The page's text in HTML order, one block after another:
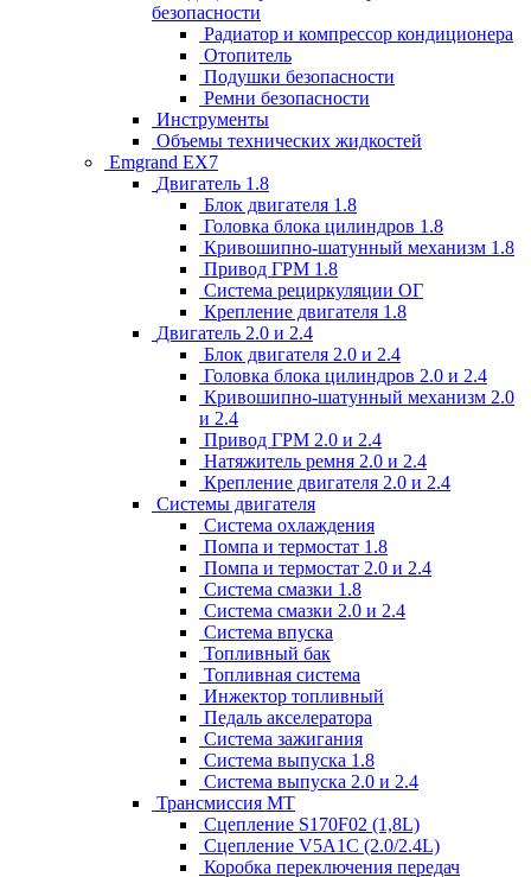
безопасности
Радиатор и компрессор кондиционера
Отопитель
Подушки безопасности
Ремни безопасности
Инструменты
Объемы технических жидкостей
Emgrand EX7
Двигатель 1.8
Блок двигателя 1.8
Головка блока цилиндров 1.8
Кривошипно-шатунный механизм 1.8
Привод ГРМ 1.8
Система рециркуляции ОГ
Крепление двигателя 1.8
Двигатель 2.0 и 2.4
Блок двигателя 2.0 и 2.4
Головка блока цилиндров 2.0 и 2.4
Кривошипно-шатунный механизм 2.0
и 2.4
Привод ГРМ 2.0 и 2.4
Натяжитель ремня 2.0 и 2.4
Крепление двигателя 2.0 и 2.4
Системы двигателя
Система охлаждения
Помпа и термостат 1.8
Помпа и термостат 2.0 и 2.4
Система смазки 1.8
Система смазки 2.0 и 2.4
Система впуска
Топливный бак
Топливная система
Инжектор топливный
Педаль акселератора
Система зажигания
Система выпуска 1.8
Система выпуска 2.0 и 2.4
Трансмиссия МТ
Сцепление S170F02 (1,8L)
Сцепление V5A1C (2.0/2.4L)
Коробка переключения передач